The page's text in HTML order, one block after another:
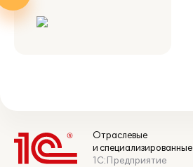
Отраслевые
и
1С:Предприятие